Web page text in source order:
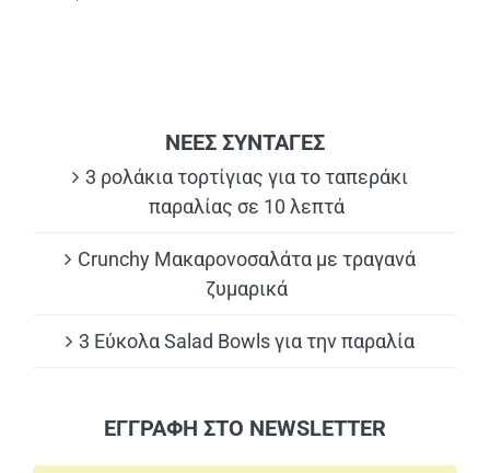
ΝΕΕΣ ΣΥΝΤΑΓΕΣ
3 ρολάκια τορτίγιας για το ταπεράκι
παραλίας σε 10 λεπτά
Crunchy Μακαρονοσαλάτα με τραγανά
ζυμαρικά
3 Εύκολα Salad Bowls για την παραλία
ΕΓΓΡΑΦΗ ΣΤΟ NEWSLETTER